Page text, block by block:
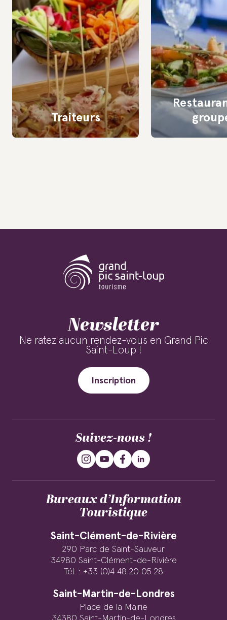
Traiteurs
Newsletter
Ne ratez aucun rendez-vous en Grand Pic
Saint-Loup !
Inscription
Suivez-nous !
Bureaux d’Information
Touristique
Saint-Clément-de-Rivière
290 Parc de Saint-Sauveur
34980 Saint-Clément-de-Rivière
Tél. : +33 (0)4 48 20 05 28
Saint-Martin-de-Londres
Place de la Mairie